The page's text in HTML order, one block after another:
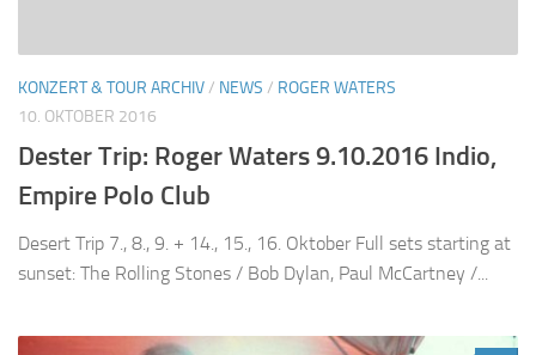
KONZERT & TOUR ARCHIV/ NEWS / ROGER WATERS
10. OKTOBER 2016
Dester Trip: Roger Waters 9.10.2016 Indio,
Empire Polo Club
Desert Trip 7., 8., 9. + 14., 15., 16. Oktober Full sets starting at
sunset: The Rolling Stones / Bob Dylan, Paul McCartney /...